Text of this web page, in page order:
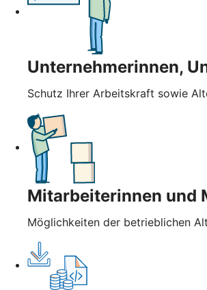
Unternehmerinnen,
Schutz Ihrer Arbeitskraft sowie
Mitarbeiterinnen und
Möglichkeiten der betrieblichen